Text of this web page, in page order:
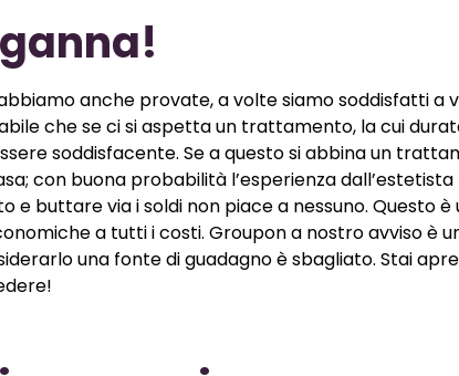
anche provate, a volte siamo soddisfatti a
che se ci si aspetta un trattamento, la cui
soddisfacente. Se a questo si abbina un
con buona probabilità l’esperienza dall’estetista
buttare via i soldi non piace a nessuno. Questo è
a tutti i costi. Groupon a nostro avviso è
una fonte di guadagno è sbagliato. Stai